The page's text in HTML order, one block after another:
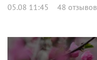
05.08 11:45 48 отзывов